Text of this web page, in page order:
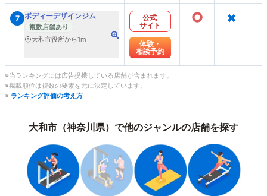
7 ボディーデザインジム
複数店舗あり
大和市役所から1m
公式
サイト
体験・
相談予約
○ ×
※当ランキングには広告提携している店舗が含まれます。
※掲載順位は複数の要素を元に決定しています。
※ ランキング評価の考え方
大和市（神奈川県）で他のジャンルの店舗を探す